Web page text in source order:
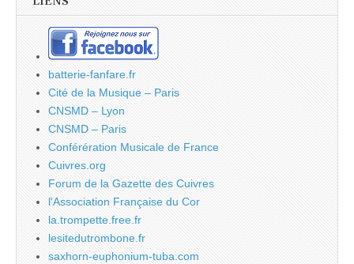
batterie-fanfare.fr
Cité de la Musique – Paris
CNSMD – Lyon
CNSMD – Paris
Conférération Musicale de France
Cuivres.org
Forum de la Gazette des Cuivres
l'Association Française du Cor
la.trompette.free.fr
lesitedutrombone.fr
saxhorn-euphonium-tuba.com